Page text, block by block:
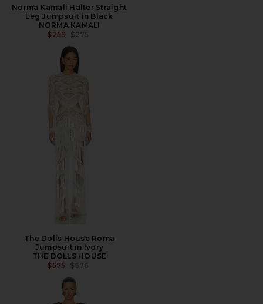
Norma Kamali Halter Straight
Leg Jumpsuit in Black
NORMA KAMALI
$259 PREÇO ANTERIOR:
$275
The Dolls House Roma
Jumpsuit in Ivory
THE DOLLS HOUSE
$575 PREÇO ANTERIOR:
$676